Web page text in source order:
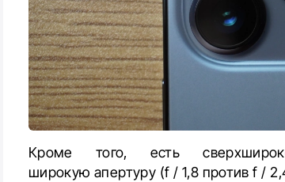
Кроме того, есть
широкую апертуру (f / 1,8 против f /